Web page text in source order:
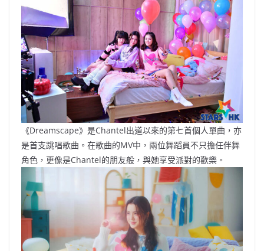
《Dreamscape》是Chantel出道以來的第七首個人單曲，亦
是首支跳唱歌曲。在歌曲的MV中，兩位舞蹈員不只擔任伴舞
角色，更像是Chantel的朋友般，與她享受派對的歡樂。